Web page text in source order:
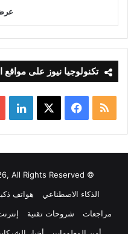
تكنولوجيا نيوز على مواقع
ملخص
الموقع
RSS
فيسبوك
© Copyright 2026, All Rights Reserved |
الذكاء الاصطناعي
هواتف
مراجعات
شروحات تقنية